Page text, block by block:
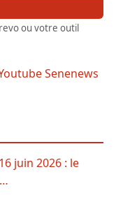
ou votre outil
juin 2026 : le